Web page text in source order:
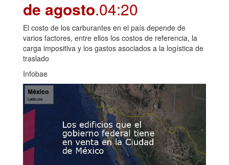
de agosto.04:20
El costo de los carburantes en el país depende de
varios factores, entre ellos los costos de referencia, la
carga impositiva y los gastos asociados a la logística de
traslado
Infobae